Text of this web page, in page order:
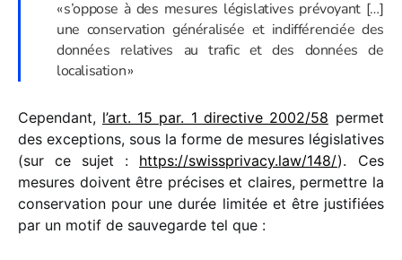
« s’oppose à des mesures légis­la­tives prévoyant […]
une conser­va­tion géné­ra­li­sée et indif­fé­ren­ciée des
données rela­tives au trafic et des données de
localisation »
Cependant, l’art. 15 par. 1 direc­tive 2002/​58 permet
des excep­tions, sous la forme de mesures légis­la­tives
(sur ce sujet : https://​swiss​pri​vacy​.law/​1​48/). Ces
mesures doivent être précises et claires, permettre la
conser­va­tion pour une durée limi­tée et être justi­fiées
par un motif de sauve­garde tel que :